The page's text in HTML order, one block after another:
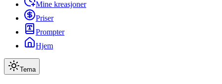
Mine kreasjoner
Priser
Prompter
Hjem
Tema